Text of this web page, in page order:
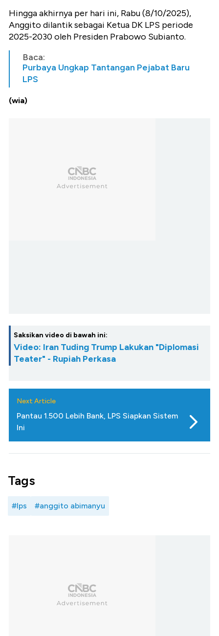
Hingga akhirnya per hari ini, Rabu (8/10/2025),
Anggito dilantik sebagai Ketua DK LPS periode
2025-2030 oleh Presiden Prabowo Subianto.
Baca:
Purbaya Ungkap Tantangan Pejabat Baru
LPS
(wia)
Saksikan video di bawah ini:
Video: Iran Tuding Trump Lakukan "Diplomasi
Teater" - Rupiah Perkasa
Next Article
Pantau 1.500 Lebih Bank, LPS Siapkan Sistem
Ini
Tags
#lps #anggito abimanyu